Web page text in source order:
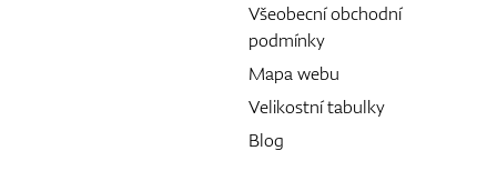
Všeobecní obchodní
podmínky
Mapa webu
Velikostní tabulky
Blog